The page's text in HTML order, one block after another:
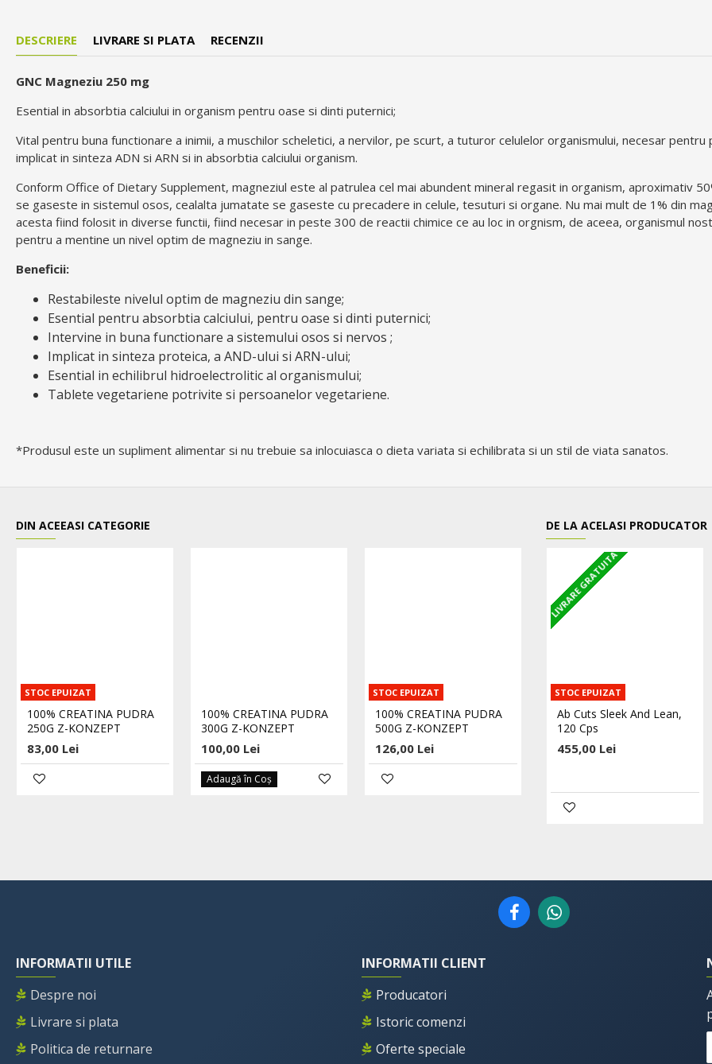
DESCRIERE LIVRARE SI PLATA RECENZII
GNC Magneziu 250 mg
Esential in absorbtia calciului in organism pentru oase si dinti puternici;
Vital pentru buna functionare a inimii, a muschilor scheletici, a nervilor, pe scurt, a tuturor celulelor organismului, necesar
implicat in sinteza ADN si ARN si in absorbtia calciului organism.
Conform Office of Dietary Supplement, magneziul este al patrulea cel mai abundent mineral regasit in organism, aproximativ
se gaseste in sistemul osos, cealalta jumatate se gaseste cu precadere in celule, tesuturi si organe. Nu mai mult de 1% din
acesta fiind folosit in diverse functii, fiind necesar in peste 300 de reactii chimice ce au loc in orgnism, de aceea, organismul
pentru a mentine un nivel optim de magneziu in sange.
Beneficii:
Restabileste nivelul optim de magneziu din sange;
Esential pentru absorbtia calciului, pentru oase si dinti puternici;
Intervine in buna functionare a sistemului osos si nervos ;
Implicat in sinteza proteica, a AND-ului si ARN-ului;
Esential in echilibrul hidroelectrolitic al organismului;
Tablete vegetariene potrivite si persoanelor vegetariene.
*Produsul este un supliment alimentar si nu trebuie sa inlocuiasca o dieta variata si echilibrata si un stil de viata sanatos.
DIN ACEEASI CATEGORIE
STOC EPUIZAT
100% CREATINA PUDRA
250G Z-KONZEPT
83,00 Lei
100% CREATINA PUDRA
300G Z-KONZEPT
100,00 Lei
Adaugă în Coş
STOC EPUIZAT
100% CREATINA PUDRA
500G Z-KONZEPT
126,00 Lei
STOC EPUIZAT
100% L-GLUTAMINA
PUDRA - 400G Z-KONZEPT
173,00 Lei
DE LA ACELASI PRODUCATOR
LIVRARE GRATUITA
STOC EPUIZAT
Ab Cuts Sleek And Lean,
120 Cps
455,00 Lei
INFORMATII UTILE
Despre noi
Livrare si plata
Politica de returnare
INFORMATII CLIENT
Producatori
Istoric comenzi
Oferte speciale